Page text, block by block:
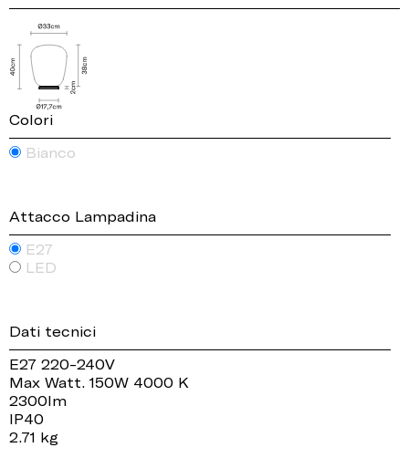
Colori
Bianco
Attacco Lampadina
E27
LED
Dati tecnici
E27 220-240V
Max Watt. 150W 4000 K
2300lm
IP40
2.71 kg